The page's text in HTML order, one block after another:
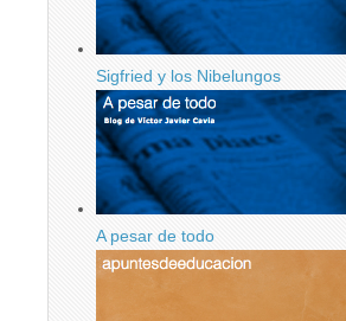
Sigfried y los Nibelungos
A pesar de todo